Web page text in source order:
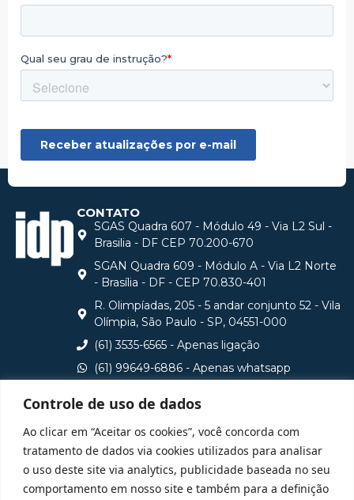
Controle de uso de dados
Ao clicar em “Aceitar os cookies”, você concorda com
tratamento de dados via cookies utilizados para analisar
o uso deste site via analytics, publicidade baseada no seu
comportamento em nosso site e também para a definição
CONTATO
SGAS Quadra 607 - Módulo 49 - Via L2 Sul -
Brasilia - DF CEP 70.200-670
SGAN Quadra 609 - Módulo A - Via L2 Norte
- Brasília - DF - CEP 70.830-401
R. Olimpíadas, 205 - 5 andar conjunto 52 - Vila
Olímpia, São Paulo - SP, 04551-000
(61) 3535-6565 - Apenas ligação
(61) 99649-6886 - Apenas whatsapp
Consulte aqui o cadastro da Instituição no Sistema e-
MEC